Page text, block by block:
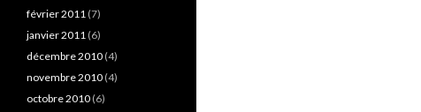
février 2011 (7)
janvier 2011 (6)
décembre 2010 (4)
novembre 2010 (4)
octobre 2010 (6)